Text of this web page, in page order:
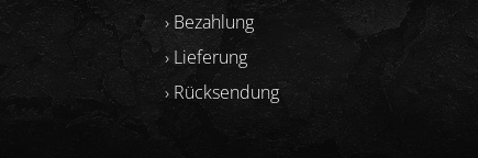
› Bezahlung
› Lieferung
› Rücksendung